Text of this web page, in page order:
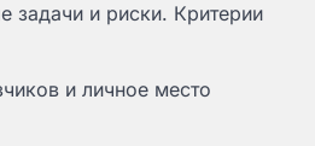
задачи и риски. Критерии
и личное место